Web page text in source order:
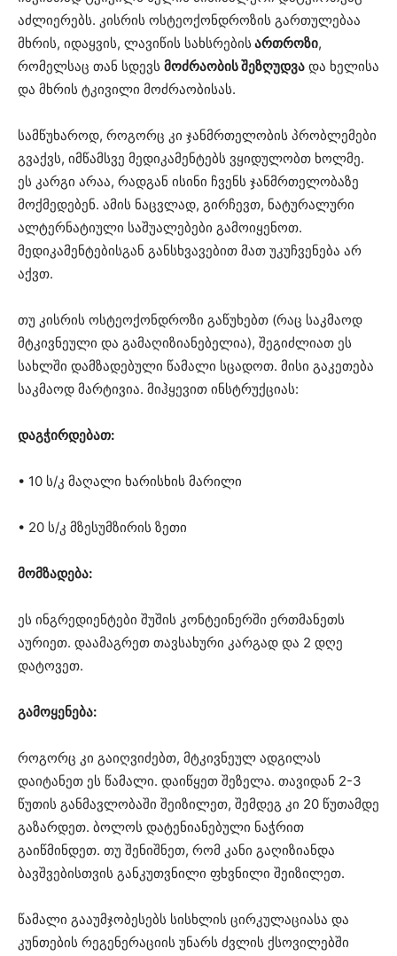
აძლიერებს. კისრის ოსტეოქონდროზის გართულებაა
მხრის, იდაყვის, ლავიწის სახსრების ართროზი,
რომელსაც თან სდევს მოძრაობის შეზღუდვა და ხელისა
და მხრის ტკივილი მოძრაობისას.
სამწუხაროდ, როგორც კი ჯანმრთელობის პრობლემები
გვაქვს, იმწამსვე მედიკამენტებს ვყიდულობთ ხოლმე.
ეს კარგი არაა, რადგან ისინი ჩვენს ჯანმრთელობაზე
მოქმედებენ. ამის ნაცვლად, გირჩევთ, ნატურალური
ალტერნატიული საშუალებები გამოიყენოთ.
მედიკამენტებისგან განსხვავებით მათ უკუჩვენება არ
აქვთ.
თუ კისრის ოსტეოქონდროზი გაწუხებთ (რაც საკმაოდ
მტკივნეული და გამაღიზიანებელია), შეგიძლიათ ეს
სახლში დამზადებული წამალი სცადოთ. მისი გაკეთება
საკმაოდ მარტივია. მიჰყევით ინსტრუქციას:
დაგჭირდებათ:
• 10 ს/კ მაღალი ხარისხის მარილი
• 20 ს/კ მზესუმზირის ზეთი
მომზადება:
ეს ინგრედიენტები შუშის კონტეინერში ერთმანეთს
აურიეთ. დაამაგრეთ თავსახური კარგად და 2 დღე
დატოვეთ.
გამოყენება:
როგორც კი გაიღვიძებთ, მტკივნეულ ადგილას
დაიტანეთ ეს წამალი. დაიწყეთ შეზელა. თავიდან 2-3
წუთის განმავლობაში შეიზილეთ, შემდეგ კი 20 წუთამდე
გაზარდეთ. ბოლოს დატენიანებული ნაჭრით
გაიწმინდეთ. თუ შენიშნეთ, რომ კანი გაღიზიანდა
ბავშვებისთვის განკუთვნილი ფხვნილი შეიზილეთ.
წამალი გააუმჯობესებს სისხლის ცირკულაციასა და
კუნთების რეგენერაციის უნარს ძვლის ქსოვილებში